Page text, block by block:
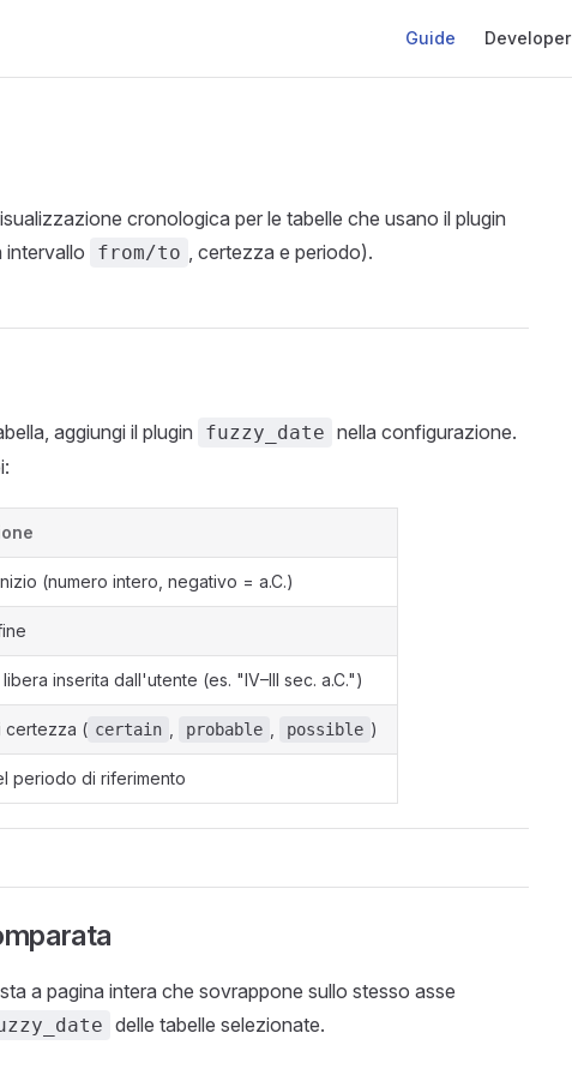
Guide Developer
cronologica per le tabelle che usano il plugin
intervallo from/to , certezza e periodo).
aggiungi il plugin fuzzy_date nella configurazione.
(numero intero, negativo = a.C.)
inserita dall'utente (es. "IV–III sec. a.C.")
certezza ( certain probable possible )
periodo di riferimento
a pagina intera che sovrappone sullo stesso asse
delle tabelle selezionate.